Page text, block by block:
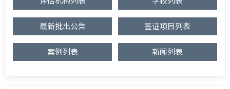
最新批出公告 签证项目列表
案例列表 新闻列表